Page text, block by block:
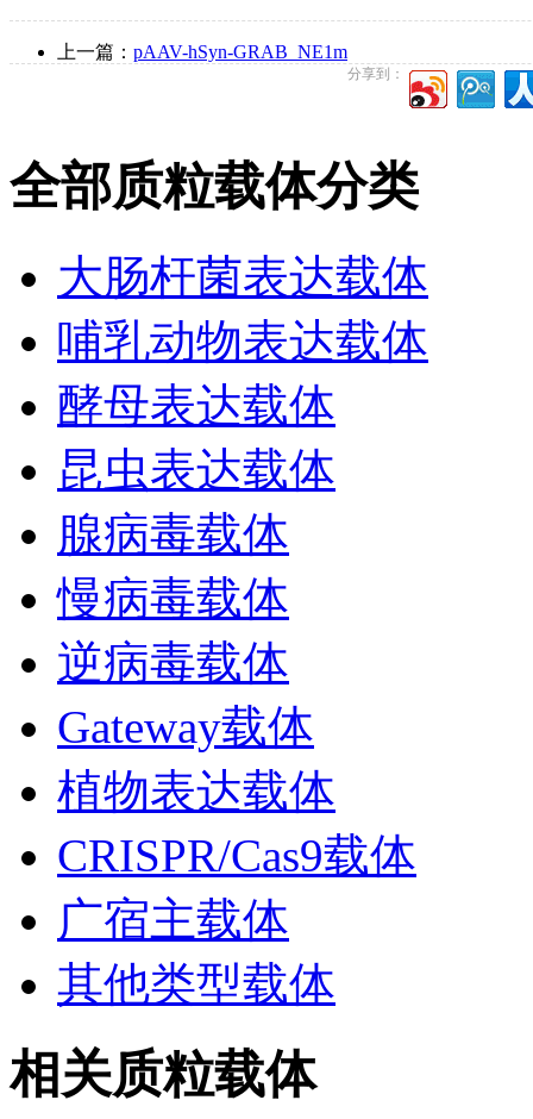
上一篇： pAAV-hSyn-GRAB_NE1m
分享到：
全部质粒载体分类
大肠杆菌表达载体
哺乳动物表达载体
酵母表达载体
昆虫表达载体
腺病毒载体
慢病毒载体
逆病毒载体
Gateway载体
植物表达载体
CRISPR/Cas9载体
广宿主载体
其他类型载体
相关质粒载体